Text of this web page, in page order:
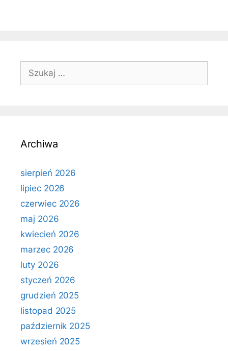
Szukaj:
Archiwa
sierpień 2026
lipiec 2026
czerwiec 2026
maj 2026
kwiecień 2026
marzec 2026
luty 2026
styczeń 2026
grudzień 2025
listopad 2025
październik 2025
wrzesień 2025